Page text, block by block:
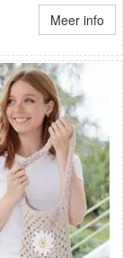
Meer info